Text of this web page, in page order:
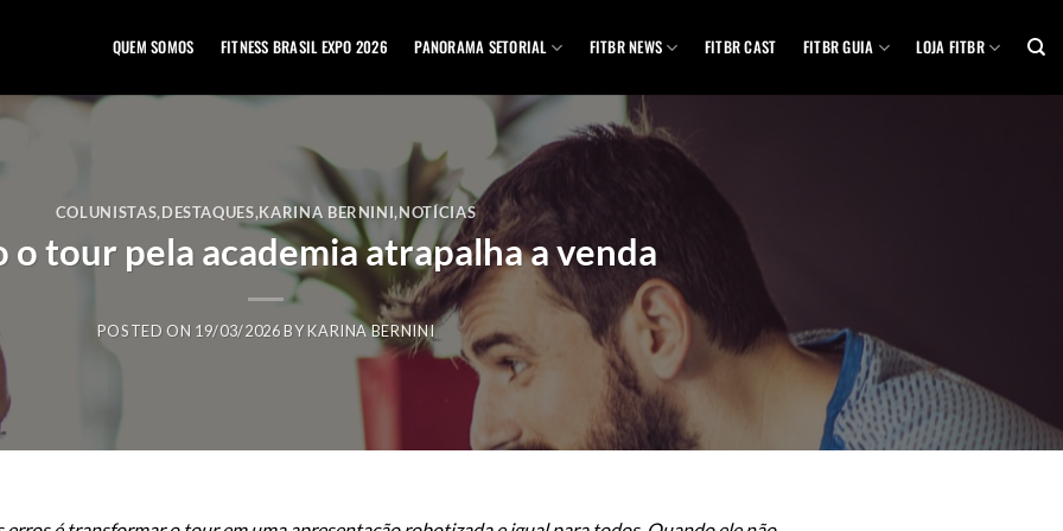
QUEM SOMOS FITNESS BRASIL EXPO 2026 PANORAMA SETORIAL FITBR NEWS FITBR CAST FITBR GUIA LOJA FITBR
COLUNISTAS,DESTAQUES,KARINA BERNINI,NOTÍCIAS
o tour pela academia atrapalha a venda
POSTED ON 19/03/2026 BYKARINA BERNINI